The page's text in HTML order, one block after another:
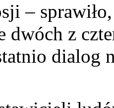
–
dwóch z
dialog